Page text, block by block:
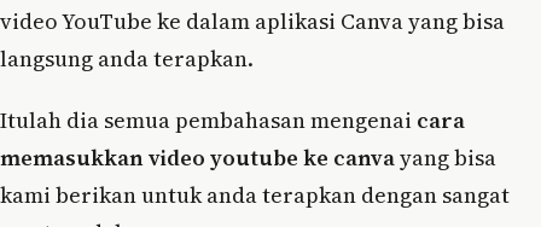
video YouTube ke dalam aplikasi Canva yang bisa
langsung anda terapkan.
Itulah dia semua pembahasan mengenai cara
memasukkan video youtube ke canvayang bisa
kami berikan untuk anda terapkan dengan sangat